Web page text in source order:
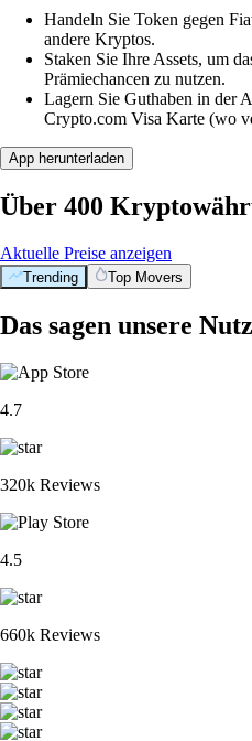
Handeln Sie Token gegen
andere Kryptos.
Staken Sie Ihre Assets, um
Prämiechancen zu nutzen.
Lagern Sie Guthaben in der
Crypto.com Visa Karte (wo
App herunterladen
Über 400
Aktuelle Preise anzeigen
Trending Top Movers
Das sagen unsere
4.7
320k Reviews
4.5
660k Reviews